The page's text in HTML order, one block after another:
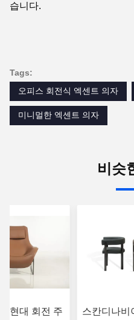
습니다.
Tags:
오피스 회전식 엑센트 의자
미니멀한 엑센트 의자
비슷
현대 회전 주
스칸디나비